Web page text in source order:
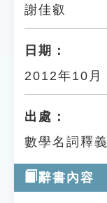
謝佳叡
日期：
2012年10月
出處：
數學名詞釋義
辭書內容